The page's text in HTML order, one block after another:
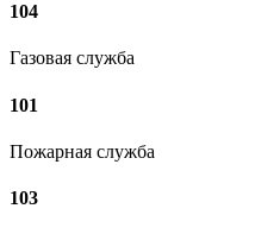
104
Газовая служба
101
Пожарная служба
103